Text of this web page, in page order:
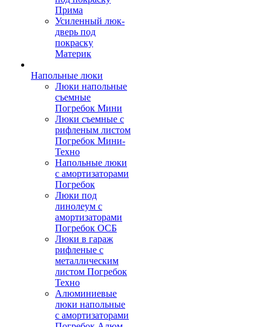
Прима
Усиленный люк-
дверь под
покраску
Материк
Напольные люки
Люки напольные
съемные
Погребок Мини
Люки съемные с
рифленым листом
Погребок Мини-
Техно
Напольные люки
с амортизаторами
Погребок
Люки под
линолеум с
амортизаторами
Погребок ОСБ
Люки в гараж
рифленые с
металлическим
листом Погребок
Техно
Алюминиевые
люки напольные
с амортизаторами